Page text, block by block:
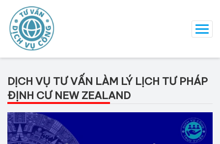
DỊCH VỤ TƯ VẤN LÀM LÝ LỊCH TƯ PHÁP
ĐỊNH CƯ NEW ZEALAND